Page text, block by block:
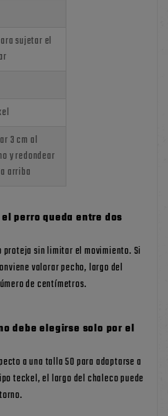
sujetar el
3 cm al
y redondear
arriba
perro queda entre dos
proteja sin limitar el movimiento. Si
valorar pecho, largo del
de centímetros.
debe elegirse solo por el
a una talla 50 para adaptarse a
teckel, el largo del chaleco puede